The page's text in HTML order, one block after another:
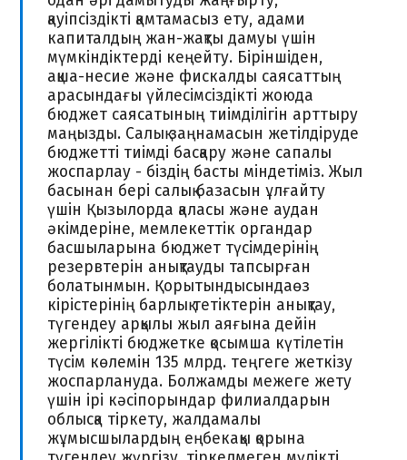
қауіпсіздікті қамтамасыз ету, адами
капиталдың жан-жақты дамуы үшін
мүмкіндіктерді кеңейту. Біріншіден,
ақша-несие және фискалды саясаттың
арасындағы үйлесімсіздікті жоюда
бюджет саясатының тиімділігін арттыру
маңызды. Салық заңнамасын жетілдіруде
бюджетті тиімді басқару және сапалы
жоспарлау - біздің басты міндетіміз. Жыл
басынан бері салық базасын ұлғайту
үшін Қызылорда қаласы және аудан
әкімдеріне, мемлекеттік органдар
басшыларына бюджет түсімдерінің
резервтерін анықтауды тапсырған
болатынмын. Қорытындысындаөз
кірістерінің барлық тетіктерін анықтау,
түгендеу арқылы жыл аяғына дейін
жергілікті бюджетке қосымша күтілетін
түсім көлемін 135 млрд. теңгеге жеткізу
жоспарлануда. Болжамды межеге жету
үшін ірі кәсіпорындар филиалдарын
облысқа тіркету, жалдамалы
жұмысшылардың еңбекақы қорына